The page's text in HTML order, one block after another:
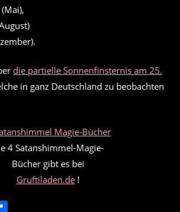
die partielle Sonnenfinsternis am 25.
in ganz Deutschland zu beobachten
4 Satanshimmel-Magie-
Bücher gibt es bei
Gruftiladen.de!